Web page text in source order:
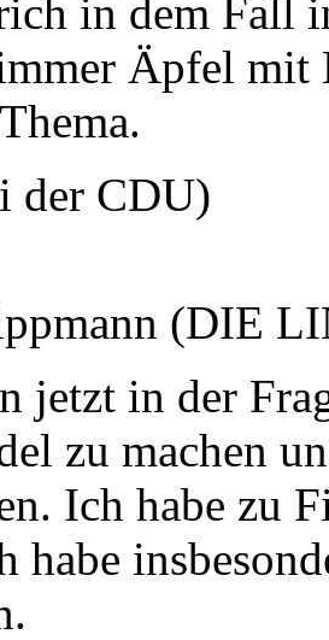
in dem Fall
Äpfel mit
der CDU)
(DIE
jetzt in der
zu machen
Ich habe zu
habe